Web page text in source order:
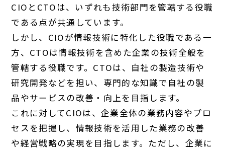
CIOとCTOは、いずれも技術部門を管轄する役職
である点が共通しています。
しかし、CIOが情報技術に特化した役職である一
方、CTOは情報技術を含めた企業の技術全般を
管轄する役職です。CTOは、自社の製造技術や
研究開発などを担い、専門的な知識で自社の製
品やサービスの改善・向上を目指します。
これに対してCIOは、企業全体の業務内容やプロ
セスを把握し、情報技術を活用した業務の改善
や経営戦略の実現を目指します。ただし、企業に